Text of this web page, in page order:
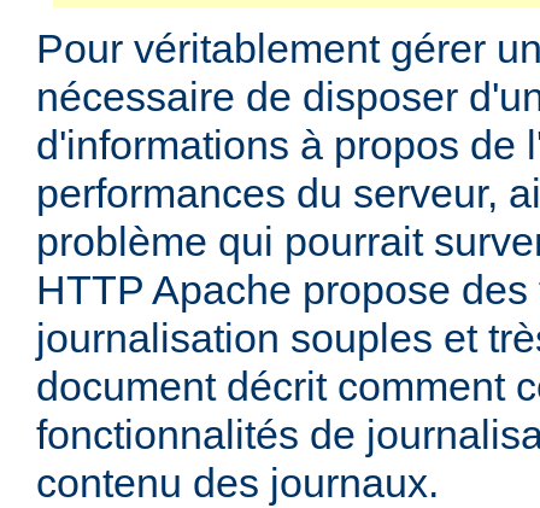
Pour véritablement gérer
nécessaire de disposer
d'informations à propos de
performances du serveur,
problème qui pourrait
HTTP Apache propose
journalisation souples et
document décrit comment
fonctionnalités de
contenu des journaux.